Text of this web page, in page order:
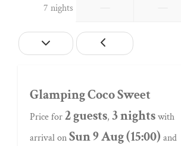
7 nights
Glamping Coco Sweet
Price for2 guests, 3 nightswith
arrival onSun 9 Aug (15:00) and